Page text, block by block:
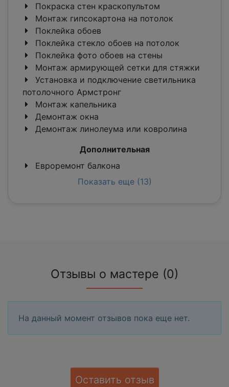
Покраска стен краскопультом
Монтаж гипсокартона на потолок
Поклейка обоев
Поклейка стекло обоев на потолок
Поклейка фото обоев на стены
Монтаж армирующей сетки для стяжки
Установка и подключение светильника
потолочного Армстронг
Монтаж капельника
Демонтаж окна
Демонтаж линолеума или ковролина
Дополнительная
Евроремонт балкона
Показать еще (13)
Отзывы о мастере (0)
На данный момент отзывов пока еще нет.
Оставить отзыв